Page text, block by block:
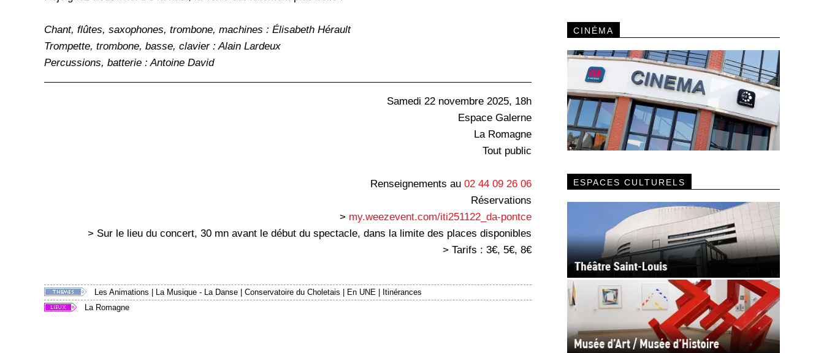
Chant, flûtes, saxophones, trombone, machines : Élisabeth Hérault
Trompette, trombone, basse, clavier : Alain Lardeux
Percussions, batterie : Antoine David
Samedi 22 novembre 2025, 18h
Espace Galerne
La Romagne
Tout public
Renseignements au02 44 09 26 06
Réservations
> my.weezevent.com/iti251122_da-pontce
> Sur le lieu du concert, 30 mn avant le début du spectacle, dans la limite des places disponibles
> Tarifs : 3€, 5€, 8€
Les Animations La Musique - La Danse Conservatoire du Choletais En UNE
Itinérances
La Romagne
CINÉMA
ESPACES CULTURELS